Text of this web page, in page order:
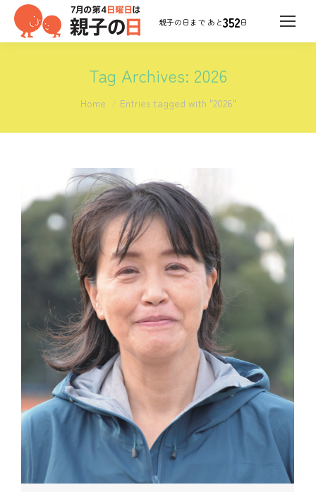
352日
Tag Archives: 2026
You are here:
Home Entries tagged with "2026"